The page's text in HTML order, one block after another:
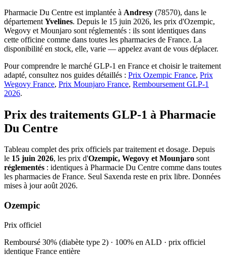
Pharmacie Du Centre est implantée à Andresy (78570), dans le
département Yvelines. Depuis le 15 juin 2026, les prix d'Ozempic,
Wegovy et Mounjaro sont réglementés : ils sont identiques dans
cette officine comme dans toutes les pharmacies de France. La
disponibilité en stock, elle, varie — appelez avant de vous déplacer.
Pour comprendre le marché GLP-1 en France et choisir le traitement
adapté, consultez nos guides détaillés : Prix Ozempic France, Prix
Wegovy France, Prix Mounjaro France, Remboursement GLP-1
2026.
Prix des traitements GLP-1 à Pharmacie
Du Centre
Tableau complet des prix officiels par traitement et dosage. Depuis
le 15 juin 2026, les prix d'Ozempic, Wegovy et Mounjaro sont
réglementés : identiques à Pharmacie Du Centre comme dans toutes
les pharmacies de France. Seul Saxenda reste en prix libre. Données
mises à jour août 2026.
Ozempic
Prix officiel
Remboursé 30% (diabète type 2) · 100% en ALD · prix officiel
identique France entière